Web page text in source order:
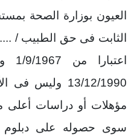
العيون بوزارة الصحة
الثابت فى حق الطبيب /
13/12/1990
مؤهلات أو دراسات أعلى
سوى حصوله على دبلوم